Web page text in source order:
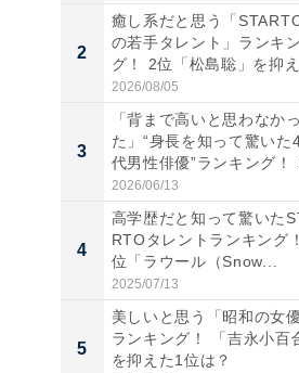
2
癒し系だと思う「
の若手タレント」ランキン
グ！ 2位「松島聡」を抑え
2026/08/05
3
「背まで高いと思わなかっ
た」“身長を知って驚いた
代男性俳優”ランキング！
2026/06/13
4
高学歴だと知って驚いた
RTOタレントランキング
位「ラウール（Snow...
2025/07/13
5
美しいと思う「昭和の女優
ランキング！ 「吉永小百
を抑えた1位は？